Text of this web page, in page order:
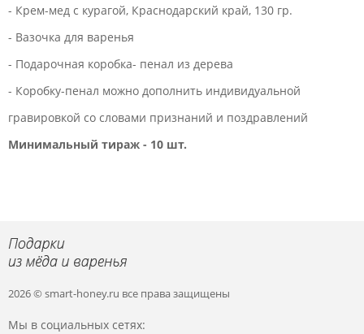
- Крем-мед с курагой, Краснодарский край, 130 гр.
- Вазочка для варенья
- Подарочная коробка- пенал из дерева
- Коробку-пенал можно дополнить индивидуальной
гравировкой со словами признаний и поздравлений
Минимальный тираж - 10 шт.
2026 © smart-honey.ru все права защищены
Мы в социальных сетях: